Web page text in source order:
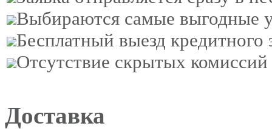
Выбираются самые выгодные
Бесплатный выезд кредитного
Отсутствие скрытых
Доставка